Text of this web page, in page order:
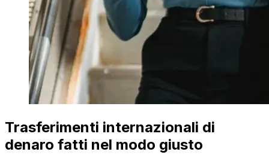
Trasferimenti internazionali di
denaro fatti nel modo giusto